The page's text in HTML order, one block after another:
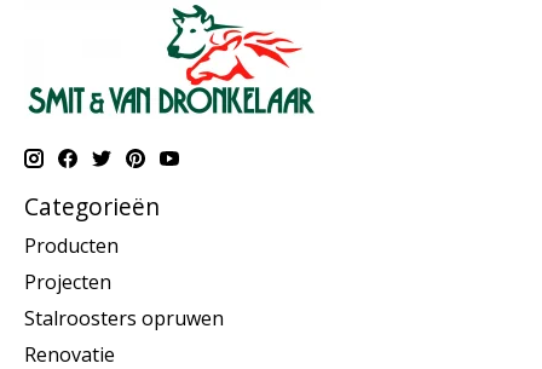
Categorieën
Producten
Projecten
Stalroosters opruwen
Renovatie